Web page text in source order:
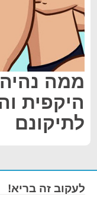
ממה
היקפית
לתיקונם
לעקוב זה בריא!